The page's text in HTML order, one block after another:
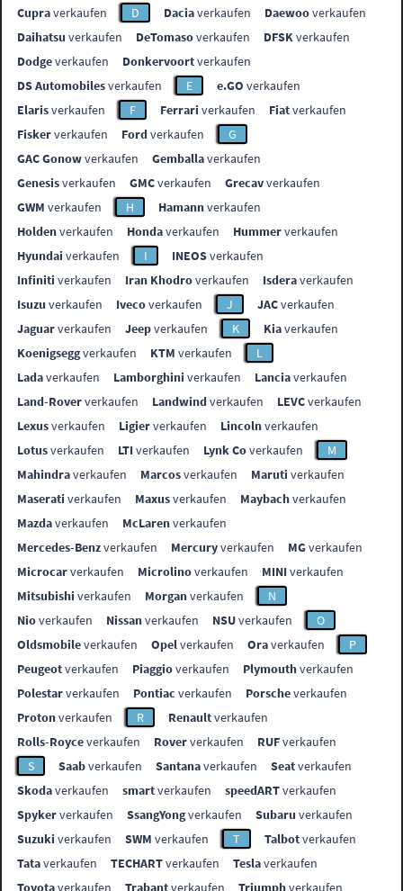
Cupraverkaufen D Daciaverkaufen Daewooverkaufen
Daihatsu verkaufen DeTomasoverkaufen DFSKverkaufen
Dodgeverkaufen Donkervoortverkaufen
DS Automobilesverkaufen E e.GO verkaufen
Elarisverkaufen F Ferrari verkaufen Fiatverkaufen
Fiskerverkaufen Fordverkaufen
G
GAC Gonowverkaufen Gemballaverkaufen
Genesisverkaufen GMCverkaufen Grecavverkaufen
GWM verkaufen H Hamannverkaufen
Holdenverkaufen Hondaverkaufen Hummerverkaufen
Hyundai verkaufen I INEOSverkaufen
Infiniti verkaufen Iran Khodroverkaufen Isderaverkaufen
Isuzu verkaufen Ivecoverkaufen J JACverkaufen
Jaguarverkaufen Jeepverkaufen K Kiaverkaufen
Koenigseggverkaufen KTM verkaufen
L
Ladaverkaufen Lamborghini verkaufen Lanciaverkaufen
Land-Roververkaufen Landwindverkaufen LEVCverkaufen
Lexusverkaufen Ligierverkaufen Lincolnverkaufen
Lotusverkaufen LTIverkaufen Lynk Coverkaufen
M
Mahindraverkaufen Marcosverkaufen Maruti verkaufen
Maserati verkaufen Maxusverkaufen Maybachverkaufen
Mazdaverkaufen McLarenverkaufen
Mercedes-Benzverkaufen Mercuryverkaufen MGverkaufen
Microcarverkaufen Microlinoverkaufen MINIverkaufen
Mitsubishi verkaufen Morganverkaufen
N
Nioverkaufen Nissanverkaufen NSUverkaufen
O
Oldsmobileverkaufen Opelverkaufen Oraverkaufen
P
Peugeotverkaufen Piaggioverkaufen Plymouthverkaufen
Polestarverkaufen Pontiac verkaufen Porscheverkaufen
Protonverkaufen R Renaultverkaufen
Rolls-Royceverkaufen Roververkaufen RUFverkaufen
S
Saabverkaufen Santanaverkaufen Seatverkaufen
Skodaverkaufen smartverkaufen speedARTverkaufen
Spykerverkaufen SsangYongverkaufen Subaru verkaufen
Suzuki verkaufen SWM verkaufen T Talbotverkaufen
Tataverkaufen TECHARTverkaufen Teslaverkaufen
Toyotaverkaufen Trabantverkaufen Triumphverkaufen